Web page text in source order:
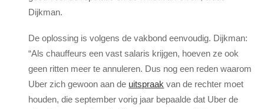
Dijkman.
De oplossing is volgens de vakbond eenvoudig. Dijkman:
“Als chauffeurs een vast salaris krijgen, hoeven ze ook
geen ritten meer te annuleren. Dus nog een reden waarom
Uber zich gewoon aan de uitspraak van de rechter moet
houden, die september vorig jaar bepaalde dat Uber de